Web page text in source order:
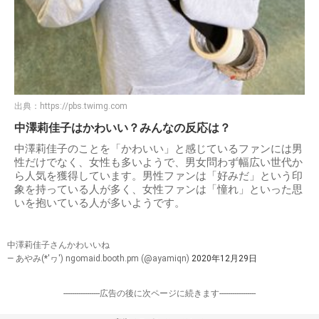
出典： https://pbs.twimg.com
中澤莉佳子はかわいい？みんなの反応は？
中澤莉佳子のことを「かわいい」と感じているファンには男
性だけでなく、女性も多いようで、男女問わず幅広い世代か
ら人気を獲得しています。男性ファンは「好みだ」という印
象を持っている人が多く、女性ファンは「憧れ」といった思
いを抱いている人が多いようです。
中澤莉佳子さんかわいいね
— あやみ(*'ヮ') ngomaid.booth.pm (@ayamiqn) 2020年12月29日
-----------------広告の後に次ページに続きます-----------------